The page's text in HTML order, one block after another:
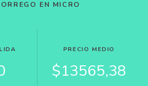
EN MICRO
PRECIO MEDIO
$13565,38